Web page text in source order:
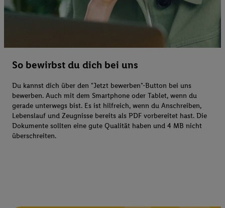
So bewirbst du dich bei uns
Du kannst dich über den "Jetzt bewerben"-Button bei uns
bewerben. Auch mit dem Smartphone oder Tablet, wenn du
gerade unterwegs bist. Es ist hilfreich, wenn du Anschreiben,
Lebenslauf und Zeugnisse bereits als PDF vorbereitet hast. Die
Dokumente sollten eine gute Qualität haben und 4 MB nicht
überschreiten.